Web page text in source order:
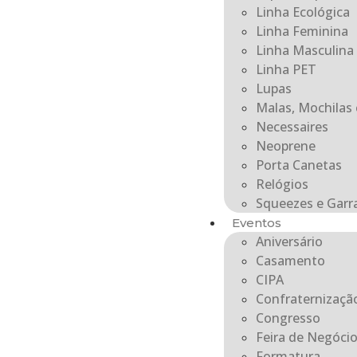
Linha Ecológica
Linha Feminina
Linha Masculina
Linha PET
Lupas
Malas, Mochilas
Necessaires
Neoprene
Porta Canetas
Relógios
Squeezes e
Eventos
Aniversário
Casamento
CIPA
Congresso
Feira de